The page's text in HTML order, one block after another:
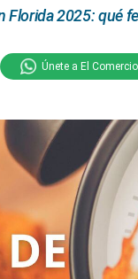
Florida 2025: qué
Únete a El Comercio